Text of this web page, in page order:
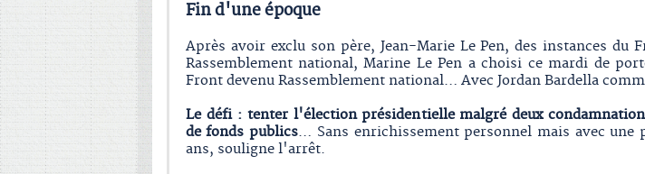
Fin d'une époque
Après avoir exclu son père, Jean-Marie Le Pen, des instances du
Rassemblement national, Marine Le Pen a choisi ce mardi de
Front devenu Rassemblement national… Avec Jordan Bardella
Le défi : tenter l'élection présidentielle malgré deux
de fonds publics… Sans enrichissement personnel mais avec une
ans, souligne l'arrêt.